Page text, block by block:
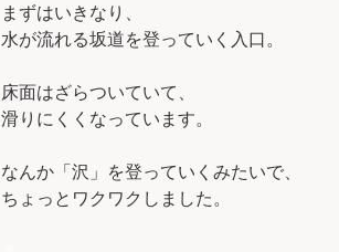
まずはいきなり、
水が流れる坂道を登っていく入口。
床面はざらついていて、
滑りにくくなっています。
なんか「沢」を登っていくみたいで、
ちょっとワクワクしました。